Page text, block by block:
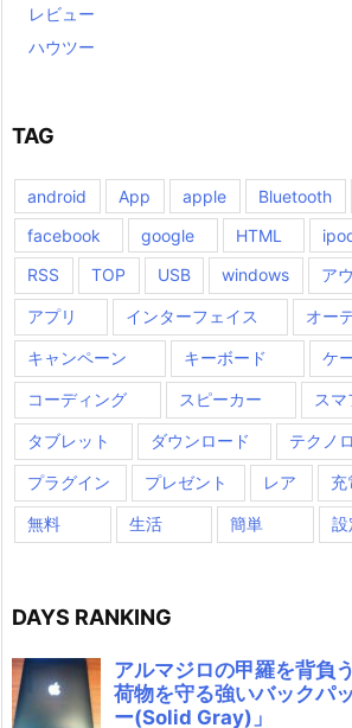
レビュー
ハウツー
TAG
android App apple Bluetooth
facebook
google HTML
RSS
TOP USB windows ア
アプリ インターフェイス オー
キャンペーン キーボード ケ
コーディング スピーカー スマ
タブレット ダウンロード テクノ
プラグイン プレゼント レア 充
無料 生活 簡単 設
DAYS RANKING